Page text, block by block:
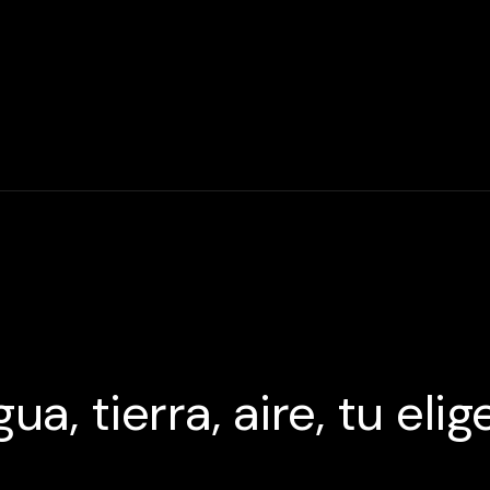
tierra, aire, tu